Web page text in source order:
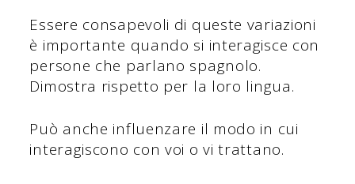
Essere consapevoli di queste variazioni
è importante quando si interagisce con
persone che parlano spagnolo.
Dimostra rispetto per la loro lingua.
Può anche influenzare il modo in cui
interagiscono con voi o vi trattano.